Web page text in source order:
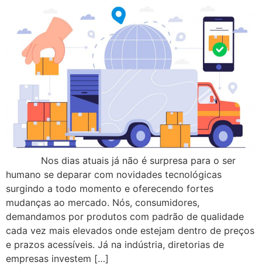
Nos dias atuais já não é surpresa para o ser
humano se deparar com novidades tecnológicas
surgindo a todo momento e oferecendo fortes
mudanças ao mercado. Nós, consumidores,
demandamos por produtos com padrão de qualidade
cada vez mais elevados onde estejam dentro de preços
e prazos acessíveis. Já na indústria, diretorias de
empresas investem […]